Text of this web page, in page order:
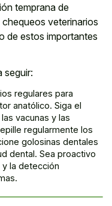
temprana de
veterinarios
de estos importantes
seguir:
regulares para
anatólico. Siga el
vacunas y las
regularmente los
golosinas dentales
dental. Sea proactivo
la detección